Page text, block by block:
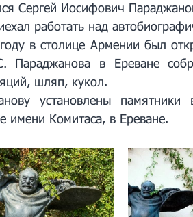
Сергей Иосифович
работать над
в столице Армении был
Параджанова в Ереване
шляп, кукол.
установлены
имени Комитаса, в Ереване.